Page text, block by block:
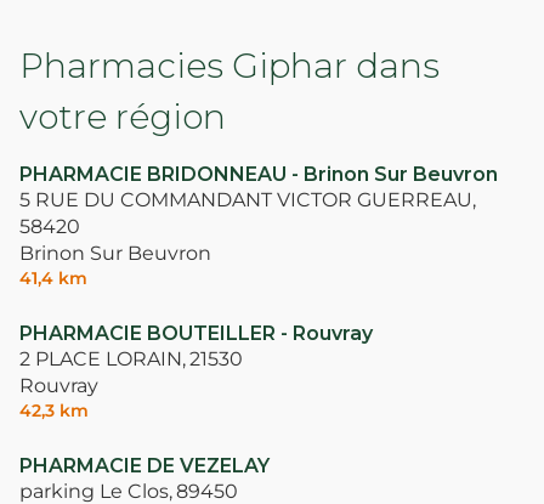
Pharmacies Giphar dans
votre région
PHARMACIE BRIDONNEAU - Brinon Sur Beuvron
5 RUE DU COMMANDANT VICTOR GUERREAU,
58420
Brinon Sur Beuvron
41,4 km
PHARMACIE BOUTEILLER - Rouvray
2 PLACE LORAIN,21530
Rouvray
42,3 km
PHARMACIE DE VEZELAY
parking Le Clos,89450